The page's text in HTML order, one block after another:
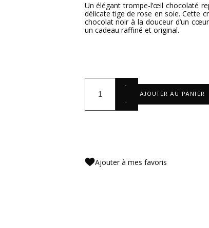
Un élégant trompe-l’œil chocolaté
délicate tige de rose en soie. Cette
chocolat noir à la douceur d’un
un cadeau raffiné et original.
+
-
AJOUTER AU PANIER
Ajouter à mes favoris